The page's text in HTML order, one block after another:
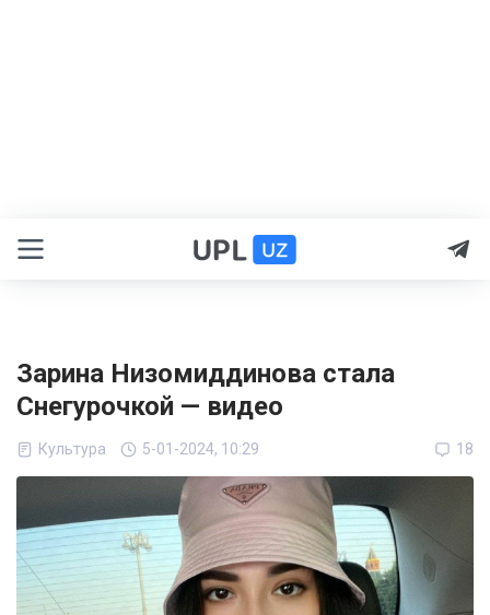
Зарина Низомиддинова стала
Снегурочкой — видео
Культура 5-01-2024, 10:29 18